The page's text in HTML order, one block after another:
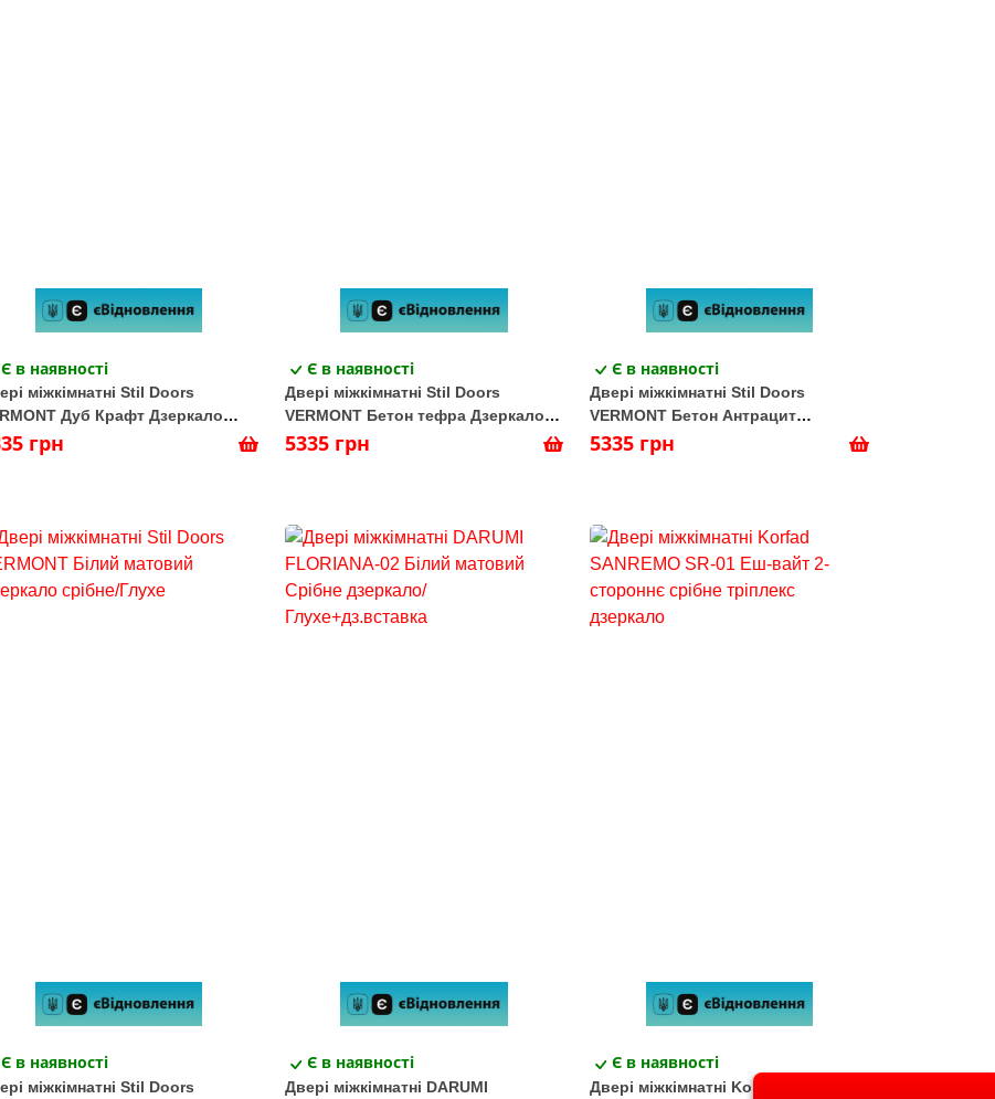
Є в наявності
міжкімнатні Stil Doors
Дуб Крафт Дзеркало
Глухе
грн
Є в наявності
Двері міжкімнатні Stil Doors
VERMONT Бетон тефра Дзеркало
срібне/Глухе
5335 грн
Є в наявності
Двері міжкімнатні Stil Doors
VERMONT Бетон Антрацит
Дзеркало срібне/Глухе
5335 грн
Є в наявності
міжкімнатні Stil Doors
Є в наявності
Двері міжкімнатні DARUMI
Є в наявності
Двері міжкімнатні Korfad SANREMO